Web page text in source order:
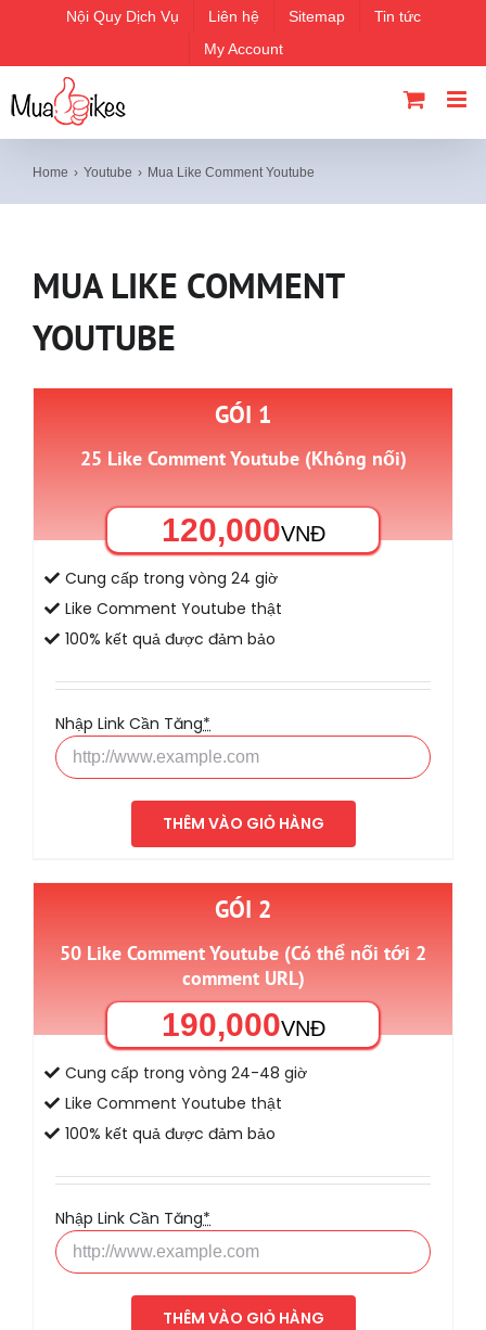
Nội Quy Dịch Vụ Liên hệ Sitemap
Tin tức
My Account
Home Youtube Mua Like Comment Youtube
MUA LIKE COMMENT
YOUTUBE
GÓI 1
25 Like Comment Youtube (Không nối)
120,000VNĐ
Cung cấp trong vòng 24 giờ
Like Comment Youtube thật
100% kết quả được đảm bảo
Nhập Link Cần Tăng*
THÊM VÀO GIỎ HÀNG
GÓI 2
50 Like Comment Youtube (Có thể nối tới 2
comment URL)
190,000VNĐ
Cung cấp trong vòng 24-48 giờ
Like Comment Youtube thật
100% kết quả được đảm bảo
Nhập Link Cần Tăng*
THÊM VÀO GIỎ HÀNG